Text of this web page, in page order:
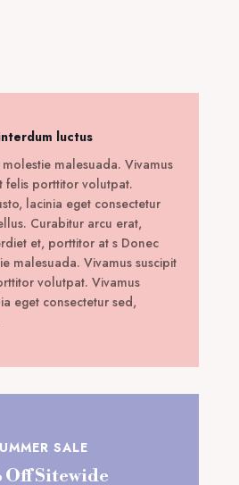
luctus
malesuada. Vivamus
felis porttitor volutpat.
lacinia eget consectetur
Curabitur arcu erat,
et, porttitor at s Donec
malesuada. Vivamus suscipit
volutpat. Vivamus
eget consectetur sed,
SALE
Off Sitewide